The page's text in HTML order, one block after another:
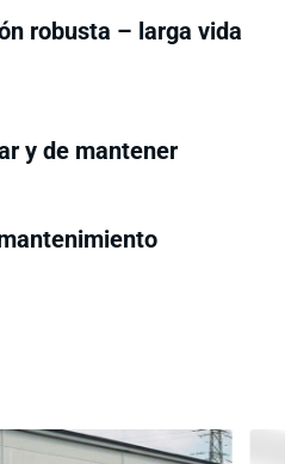
robusta – larga vida
y de mantener